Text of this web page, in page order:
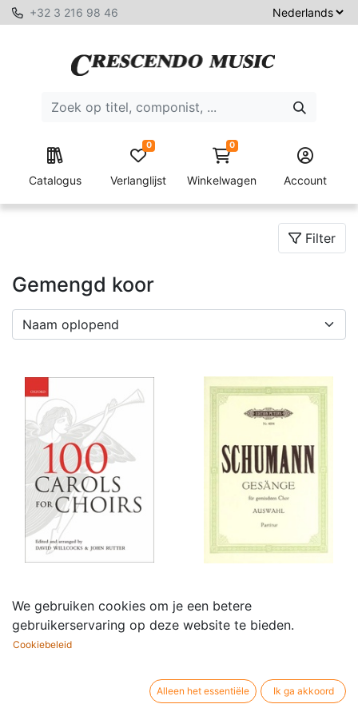
+32 3 216 98 46
Catalogus Verlanglijst
0 0
Winkelwagen Account
Filter
Gemengd koor
100 Carols for Choirs
34,75
10 Ausgewahlte
Gesänge
8,50 €
We gebruiken cookies om je een betere
gebruikerservaring op deze website te bieden.
Cookiebeleid
Alleen het essentiële Ik ga akkoord